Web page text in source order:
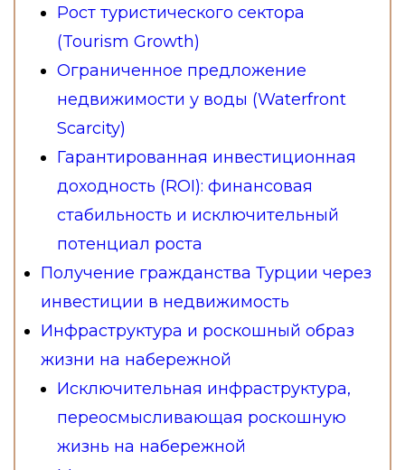
Рост туристического сектора
(Tourism Growth)
Ограниченное предложение
недвижимости у воды (Waterfront
Scarcity)
Гарантированная инвестиционная
доходность (ROI): финансовая
стабильность и исключительный
потенциал роста
Получение гражданства Турции через
инвестиции в недвижимость
Инфраструктура и роскошный образ
жизни на набережной
Исключительная инфраструктура,
переосмысливающая роскошную
жизнь на набережной